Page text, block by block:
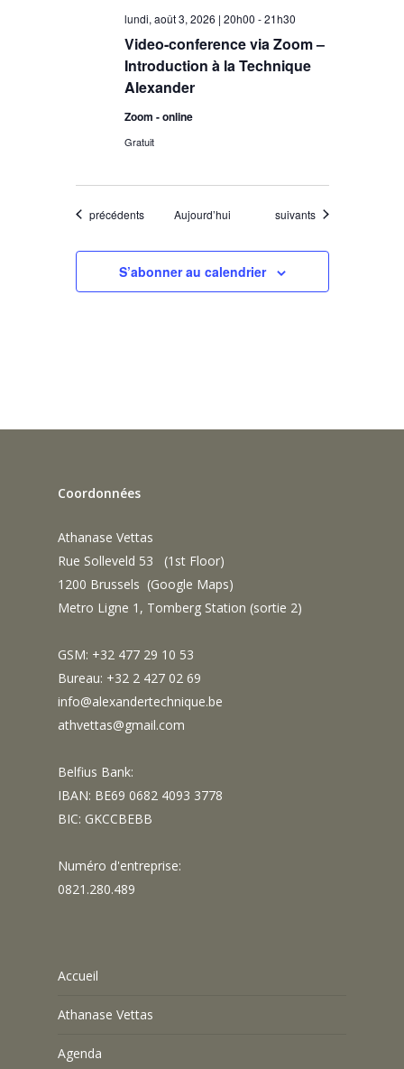
Video-conference via Zoom –
Introduction à la Technique
Alexander
lundi, août 3, 2026 | 20h00 -21h30
Zoom - online
Gratuit
Évènements
précédents Aujourd’hui Évènements
suivants
S’abonner au calendrier
Coordonnées
Athanase Vettas
Rue Solleveld 53 (1st Floor)
1200 Brussels (Google Maps)
Metro Ligne 1, Tomberg Station (sortie 2)
GSM: +32 477 29 10 53
Bureau: +32 2 427 02 69
info@alexandertechnique.be
athvettas@gmail.com
Belfius Bank:
IBAN: BE69 0682 4093 3778
BIC: GKCCBEBB
Numéro d'entreprise:
0821.280.489
Accueil
Athanase Vettas
Agenda